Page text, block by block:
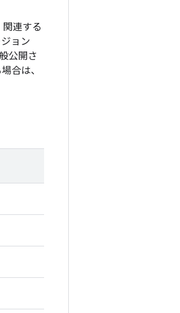
連する
ョン
公開さ
合は、